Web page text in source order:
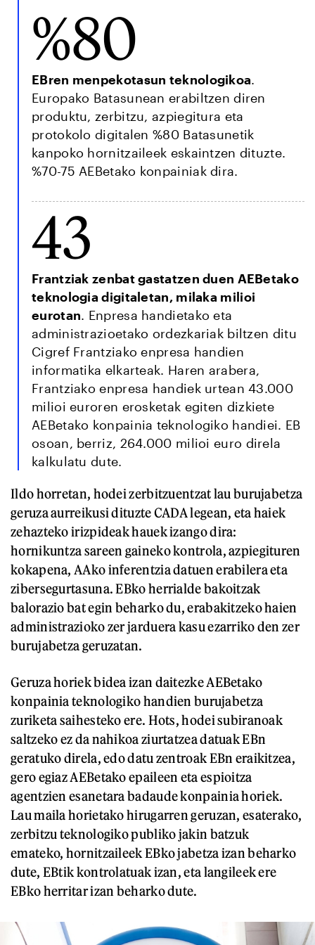
%80
EBren menpekotasun teknologikoa.
Europako Batasunean erabiltzen diren
produktu, zerbitzu, azpiegitura eta
protokolo digitalen %80 Batasunetik
kanpoko hornitzaileek eskaintzen dituzte.
%70-75 AEBetako konpainiak dira.
43
Frantziak zenbat gastatzen duen AEBetako
teknologia digitaletan, milaka milioi
eurotan. Enpresa handietako eta
administrazioetako ordezkariak biltzen ditu
Cigref Frantziako enpresa handien
informatika elkarteak. Haren arabera,
Frantziako enpresa handiek urtean 43.000
milioi euroren erosketak egiten dizkiete
AEBetako konpainia teknologiko handiei. EB
osoan, berriz, 264.000 milioi euro direla
kalkulatu dute.
Ildo horretan, hodei zerbitzuentzat lau burujabetza
geruza aurreikusi dituzte CADA legean, eta haiek
zehazteko irizpideak hauek izango dira:
hornikuntza sareen gaineko kontrola, azpiegituren
kokapena, AAko inferentzia datuen erabilera eta
zibersegurtasuna. EBko herrialde bakoitzak
balorazio bat egin beharko du, erabakitzeko haien
administrazioko zer jarduera kasu ezarriko den zer
burujabetza geruzatan.
Geruza horiek bidea izan daitezke AEBetako
konpainia teknologiko handien burujabetza
zuriketa saihesteko ere. Hots, hodei subiranoak
saltzeko ez da nahikoa ziurtatzea datuak EBn
geratuko direla, edo datu zentroak EBn eraikitzea,
gero egiaz AEBetako epaileen eta espioitza
agentzien esanetara badaude konpainia horiek.
Lau maila horietako hirugarren geruzan, esaterako,
zerbitzu teknologiko publiko jakin batzuk
emateko, hornitzaileek EBko jabetza izan beharko
dute, EBtik kontrolatuak izan, eta langileek ere
EBko herritar izan beharko dute.